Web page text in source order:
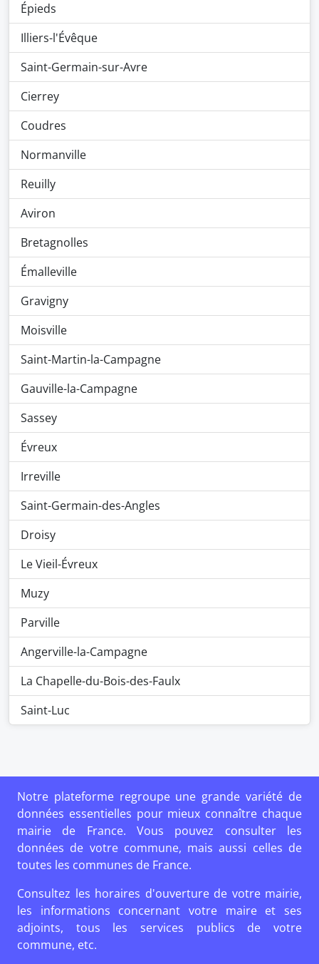
Épieds
Illiers-l'Évêque
Saint-Germain-sur-Avre
Cierrey
Coudres
Normanville
Reuilly
Aviron
Bretagnolles
Émalleville
Gravigny
Moisville
Saint-Martin-la-Campagne
Gauville-la-Campagne
Sassey
Évreux
Irreville
Saint-Germain-des-Angles
Droisy
Le Vieil-Évreux
Muzy
Parville
Angerville-la-Campagne
La Chapelle-du-Bois-des-Faulx
Saint-Luc
Notre plateforme regroupe une grande variété de
données essentielles pour mieux connaître chaque
mairie de France. Vous pouvez consulter les
données de votre commune, mais aussi celles de
toutes les communes de France.
Consultez les horaires d'ouverture de votre mairie,
les informations concernant votre maire et ses
adjoints, tous les services publics de votre
commune, etc.